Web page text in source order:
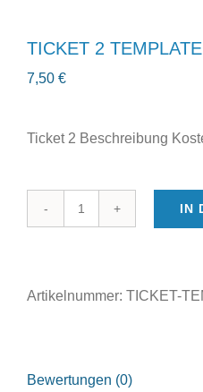
TICKET 2 TEMPLATE
7,50 €
Ticket 2 Beschreibung
TICKET
IN
Artikelnummer: TICKET-
Bewertungen (0)